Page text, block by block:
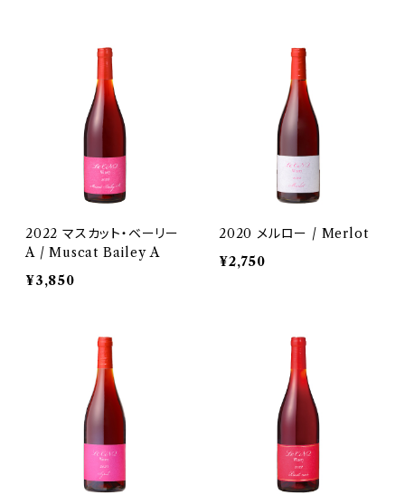
2022 マスカット・ベーリー
A / Muscat Bailey A
¥3,850
2020 メルロー / Merlot
¥2,750